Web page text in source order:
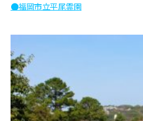
●福岡市立平尾霊園